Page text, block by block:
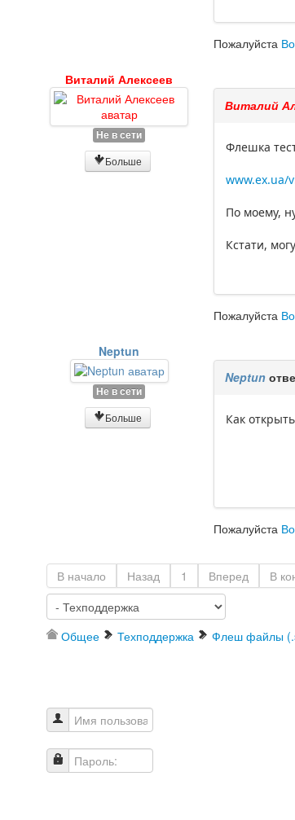
Пожалуйста
Виталий Алексеев
Не в сети
Больше
Виталий
Флешка
www.ex.ua/
По моему,
Кстати,
Пожалуйста
Neptun
Не в сети
Больше
Neptun
Как
Пожалуйста
В начало Назад 1 Вперед В
Общее Техподдержка Флеш файлы
Имя пользователя
Пароль: